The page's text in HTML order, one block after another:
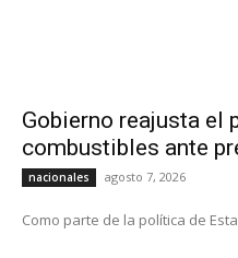
Gobierno reajusta el
combustibles ante
nacionales agosto 7, 2026
Como parte de la política de